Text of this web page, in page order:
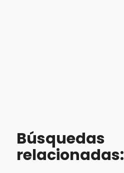
Búsquedas
relacionadas: